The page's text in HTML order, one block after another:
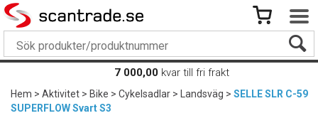
7 000,00 kvar till fri frakt
Hem>Aktivitet>Bike>Cykelsadlar> Landsväg>SELLE SLR C-59
SUPERFLOW Svart S3